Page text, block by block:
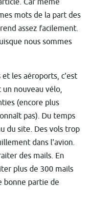
Car même
mots de la part des
assez facilement.
nous sommes
et les aéroports, c'est
nouveau vélo,
(encore plus
pas). Du temps
du site. Des vols trop
dans l'avion.
des mails. En
plus de 300 mails
bonne partie de